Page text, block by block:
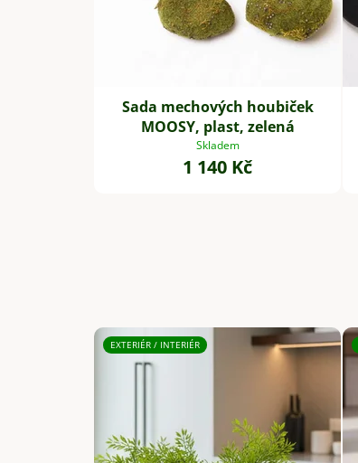
Sada mechových houbiček
MOOSY, plast, zelená
Skladem
1 140 Kč
EXTERIÉR / INTERIÉR